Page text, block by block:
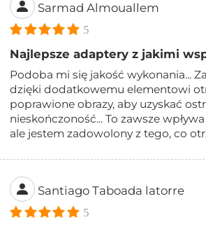
Sarmad Almouallem
5
Najlepsze adaptery z jakimi
Podoba mi się jakość wykonania...
dzięki dodatkowemu elementowi
poprawione obrazy, aby uzyskać
nieskończoność... To zawsze
ale jestem zadowolony z tego, co
Santiago Taboada latorre
5